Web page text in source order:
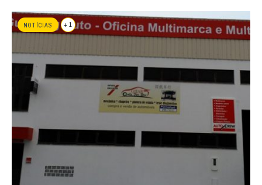
NOTÍCIAS + 1